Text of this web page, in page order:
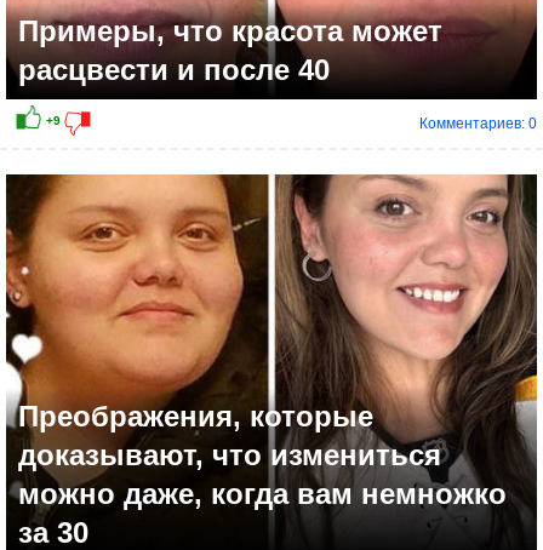
Примеры, что красота может
расцвести и после 40
Комментариев: 0
Преображения, которые
доказывают, что измениться
можно даже, когда вам немножко
за 30